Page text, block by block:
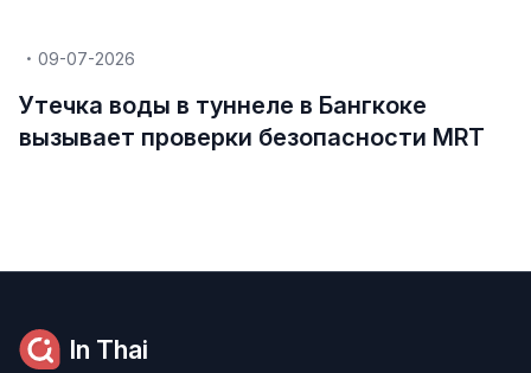
09-07-2026
Утечка воды в туннеле в Бангкоке
вызывает проверки безопасности MRT
In Thai